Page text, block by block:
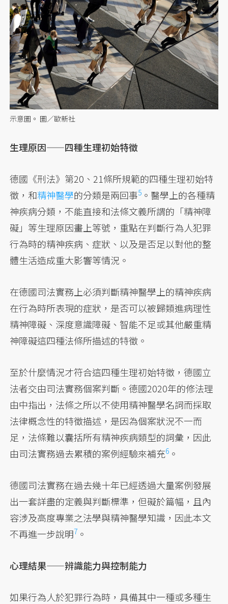
示意圖。 圖／歐新社
生理原因——四種生理初始特徵
德國《刑法》第20、21條所規範的四種生理初始特
徵，和精神醫學的分類是兩回事5 。醫學上的各種精
神疾病分類，不能直接和法條文義所謂的「精神障
礙」等生理原因畫上等號，重點在判斷行為人犯罪
行為時的精神疾病、症狀、以及是否足以對他的整
體生活造成重大影響等情況。
在德國司法實務上必須判斷精神醫學上的精神疾病
在行為時所表現的症狀，是否可以被歸類進病理性
精神障礙、深度意識障礙、智能不足或其他嚴重精
神障礙這四種法條所描述的特徵。
至於什麼情況才符合這四種生理初始特徵，德國立
法者交由司法實務個案判斷。德國2020年的修法理
由中指出，法條之所以不使用精神醫學名詞而採取
法律概念性的特徵描述，是因為個案狀況不一而
足，法條難以囊括所有精神疾病類型的詞彙，因此
由司法實務過去累積的案例經驗來補充6 。
德國司法實務在過去幾十年已經透過大量案例發展
出一套詳盡的定義與判斷標準，但礙於篇幅，且內
容涉及高度專業之法學與精神醫學知識，因此本文
不再進一步說明7 。
心理結果——辨識能力與控制能力
如果行為人於犯罪行為時，具備其中一種或多種生